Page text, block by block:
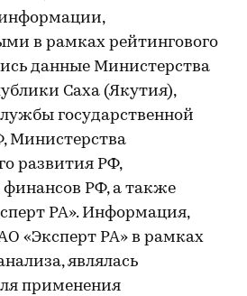
в рамках рейтингового
данные Министерства
Саха (Якутия),
государственной
Министерства
развития РФ,
РФ, а также
РА». Информация,
«Эксперт РА» в рамках
являлась
применения